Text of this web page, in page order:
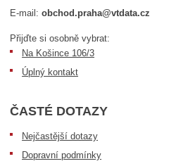
E-mail:obchod.praha@vtdata.cz
Přijďte si osobně vybrat:
Na Košince 106/3
Úplný kontakt
ČASTÉ DOTAZY
Nejčastější dotazy
Dopravní podmínky